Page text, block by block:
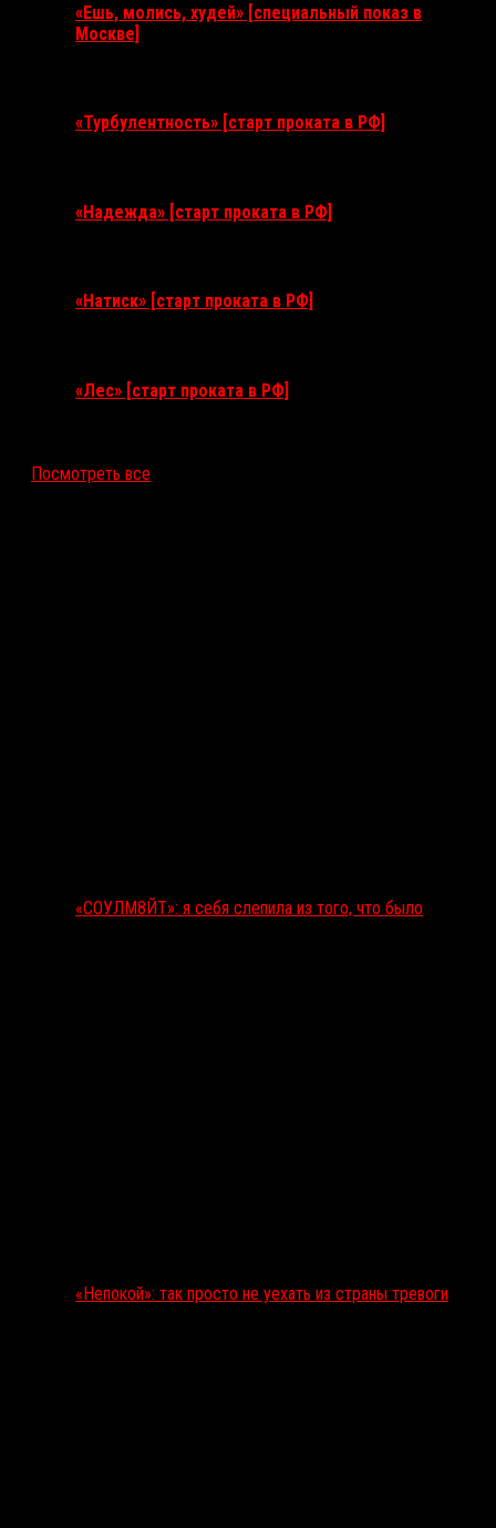
«Ешь, молись, худей» [специальный показ в
Москве]
«Турбулентность» [старт проката в РФ]
«Надежда» [старт проката в РФ]
«Натиск» [старт проката в РФ]
«Лес» [старт проката в РФ]
Посмотреть все
«СОУЛМ8ЙТ»: я себя слепила из того, что было
«Непокой»: так просто не уехать из страны тревоги